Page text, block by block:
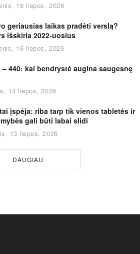
16 liepos, 2026
geriausias laikas pradėti verslą?
išskiria 2022-uosius
16 liepos, 2026
– 440: kai bendrystė augina saugesnę
14 liepos, 2026
įspėja: riba tarp tik vienos tabletės ir
gali būti labai slidi
13 liepos, 2026
DAUGIAU